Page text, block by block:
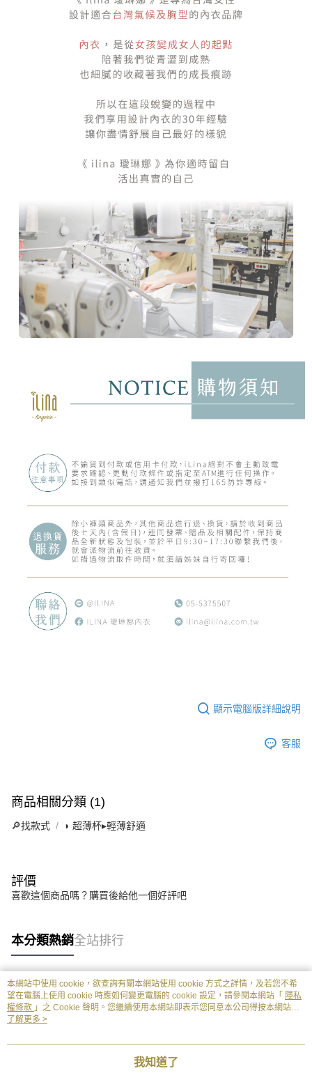
顯示電腦版詳細說明
客服
商品相關分類 (1)
🔎找款式 ◗ 超薄杯▸輕薄舒適
評價
喜歡這個商品嗎？購買後給他一個好評吧
本分類熱銷全站排行
熱門標籤
本網站中使用 cookie，欲查詢有關本網站使用 cookie 方式之詳情，及若您不希
望在電腦上使用 cookie 時應如何變更電腦的 cookie 設定，請參閱本網站「 隱私
權條款 」之 Cookie 聲明。您繼續使用本網站即表示您同意本公司得按本網站使
用條款之 Cookie 聲明使用 cookie。
了解更多 >
我知道了